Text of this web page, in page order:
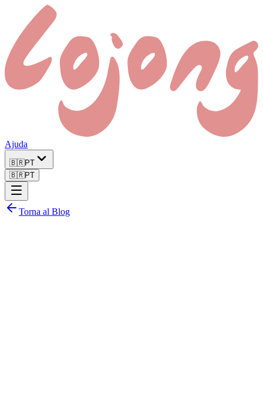
Ajuda
🇧🇷PT
🇧🇷PT
Torna al Blog